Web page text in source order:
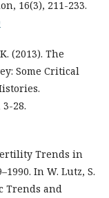
16(3), 211-233.
(2013). The
Some Critical
28.
Trends in
In W. Lutz, S.
Trends and